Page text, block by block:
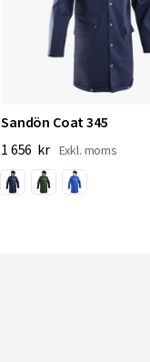
Sandön Coat 345
1 656 kr